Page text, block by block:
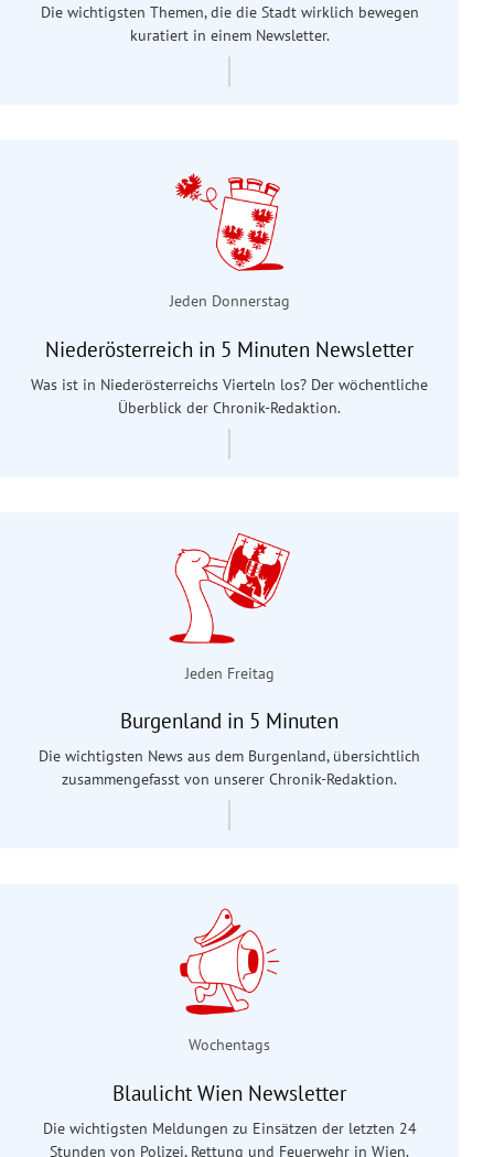
Die wichtigsten Themen, die die Stadt wirklich bewegen
kuratiert in einem Newsletter.
Jeden Donnerstag
Niederösterreich in 5 Minuten Newsletter
Was ist in Niederösterreichs Vierteln los? Der wöchentliche
Überblick der Chronik-Redaktion.
Jeden Freitag
Burgenland in 5 Minuten
Die wichtigsten News aus dem Burgenland, übersichtlich
zusammengefasst von unserer Chronik-Redaktion.
Wochentags
Blaulicht Wien Newsletter
Die wichtigsten Meldungen zu Einsätzen der letzten 24
Stunden von Polizei, Rettung und Feuerwehr in Wien.